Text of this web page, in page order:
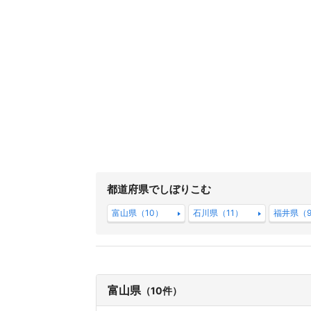
都道府県でしぼりこむ
富山県（10） 石川県（11） 福井県（
富山県 （10件）